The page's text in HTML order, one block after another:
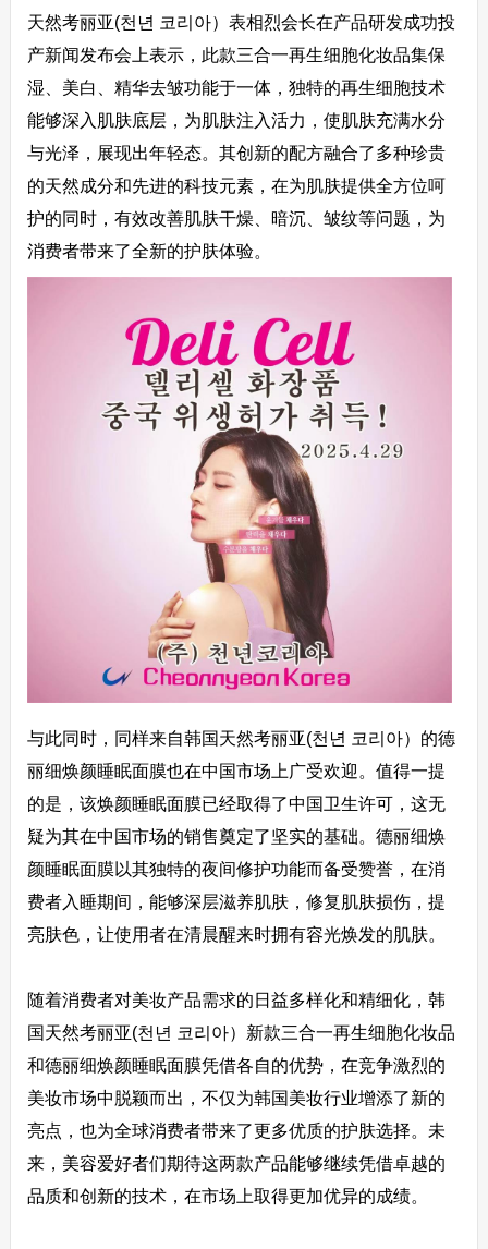
天然考丽亚(천년 코리아）表相烈会长在产品研发成功投
产新闻发布会上表示，此款三合一再生细胞化妆品集保
湿、美白、精华去皱功能于一体，独特的再生细胞技术
能够深入肌肤底层，为肌肤注入活力，使肌肤充满水分
与光泽，展现出年轻态。其创新的配方融合了多种珍贵
的天然成分和先进的科技元素，在为肌肤提供全方位呵
护的同时，有效改善肌肤干燥、暗沉、皱纹等问题，为
消费者带来了全新的护肤体验。
与此同时，同样来自韩国天然考丽亚(천년 코리아）的德
丽细焕颜睡眠面膜也在中国市场上广受欢迎。值得一提
的是，该焕颜睡眠面膜已经取得了中国卫生许可，这无
疑为其在中国市场的销售奠定了坚实的基础。德丽细焕
颜睡眠面膜以其独特的夜间修护功能而备受赞誉，在消
费者入睡期间，能够深层滋养肌肤，修复肌肤损伤，提
亮肤色，让使用者在清晨醒来时拥有容光焕发的肌肤。
随着消费者对美妆产品需求的日益多样化和精细化，韩
国天然考丽亚(천년 코리아）新款三合一再生细胞化妆品
和德丽细焕颜睡眠面膜凭借各自的优势，在竞争激烈的
美妆市场中脱颖而出，不仅为韩国美妆行业增添了新的
亮点，也为全球消费者带来了更多优质的护肤选择。未
来，美容爱好者们期待这两款产品能够继续凭借卓越的
品质和创新的技术，在市场上取得更加优异的成绩。